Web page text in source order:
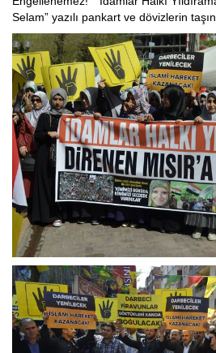
Selam” yazılı pankart ve dövizlerin